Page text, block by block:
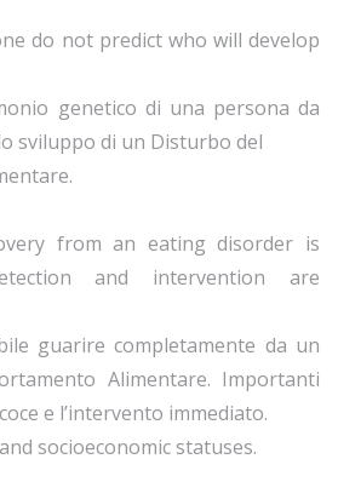
do not predict who will develop
genetico di una persona da
sviluppo di un Disturbo del
from an eating disorder is
and intervention are
guarire completamente da un
Alimentare. Importanti
e l’intervento immediato.
socioeconomic statuses.